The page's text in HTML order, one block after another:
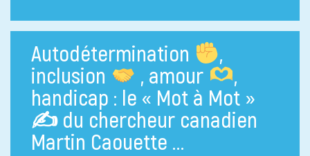
Autodétermination
,
inclusion
, amour
,
handicap : le « Mot à Mot »
✍du chercheur canadien
Martin Caouette …